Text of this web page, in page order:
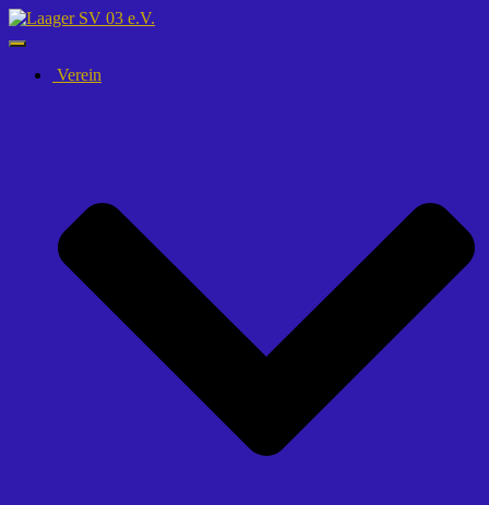
Navigation
umschalten
Verein